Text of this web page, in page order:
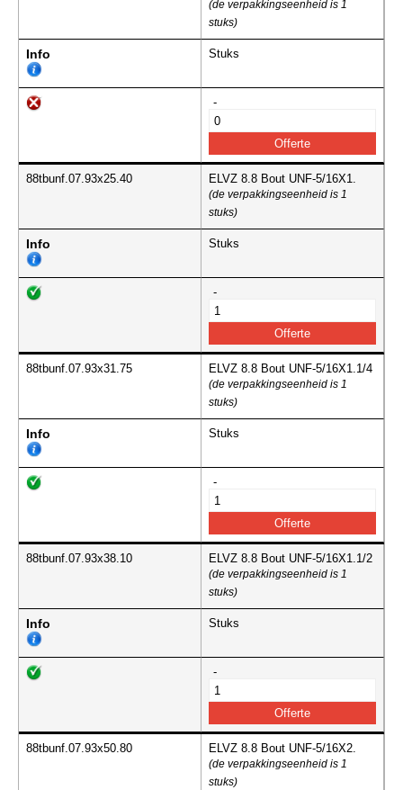
(de verpakkingseenheid is 1
stuks)
Info Stuks
-
88tbunf.07.93x25.40 ELVZ 8.8 Bout UNF-5/16X1.
(de verpakkingseenheid is 1
stuks)
Info Stuks
-
88tbunf.07.93x31.75 ELVZ 8.8 Bout UNF-5/16X1.1/4
(de verpakkingseenheid is 1
stuks)
Info Stuks
-
88tbunf.07.93x38.10 ELVZ 8.8 Bout UNF-5/16X1.1/2
(de verpakkingseenheid is 1
stuks)
Info Stuks
-
88tbunf.07.93x50.80 ELVZ 8.8 Bout UNF-5/16X2.
(de verpakkingseenheid is 1
stuks)